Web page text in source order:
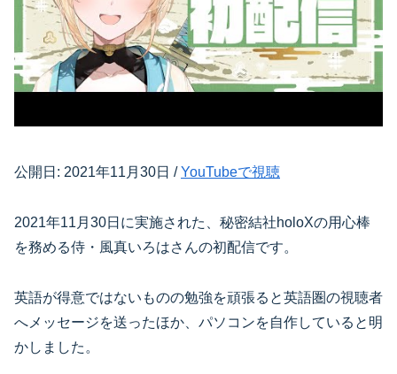
公開日: 2021年11月30日 /YouTubeで視聴
2021年11月30日に実施された、秘密結社holoXの用心棒
を務める侍・風真いろはさんの初配信です。
英語が得意ではないものの勉強を頑張ると英語圏の視聴者
へメッセージを送ったほか、パソコンを自作していると明
かしました。